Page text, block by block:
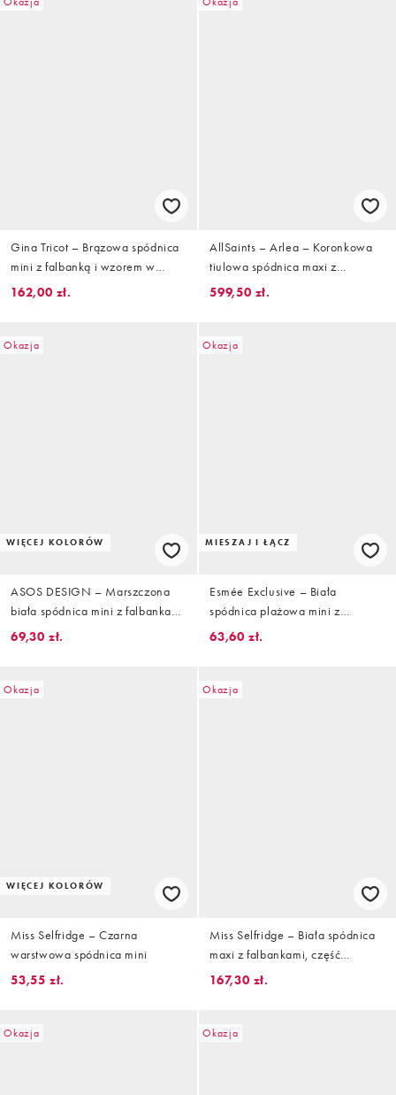
Gina Tricot – Brązowa spódnica
mini z falbanką i wzorem w
groszki
162,00 zł.
AllSaints – Arlea – Koronkowa
tiulowa spódnica maxi z
falbanką w kolorze antycznej
599,50 zł.
Okazja
WIĘCEJ KOLORÓW
ASOS DESIGN – Marszczona
biała spódnica mini z falbanka
na dole, część zestawu
69,30 zł.
Okazja
MIESZAJ I ŁĄCZ
Esmée Exclusive – Biała
spódnica plażowa mini z
wiązaniem z przodu i falbanką
63,60 zł.
Okazja
WIĘCEJ KOLORÓW
Miss Selfridge – Czarna
warstwowa spódnica mini
53,55 zł.
Okazja
Miss Selfridge – Biała spódnica
maxi z falbankami, część
zestawu
167,30 zł.
Okazja Okazja